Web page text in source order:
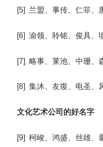
[5] 兰盟、事传、仁菲、
[6] 渝领、聆铭、俊具、
[7] 略事、莱池、中珊、
[8] 集沐、友復、电圣、
文化艺术公司的好名字
[9] 柯峻、鸿盛、丝雄、